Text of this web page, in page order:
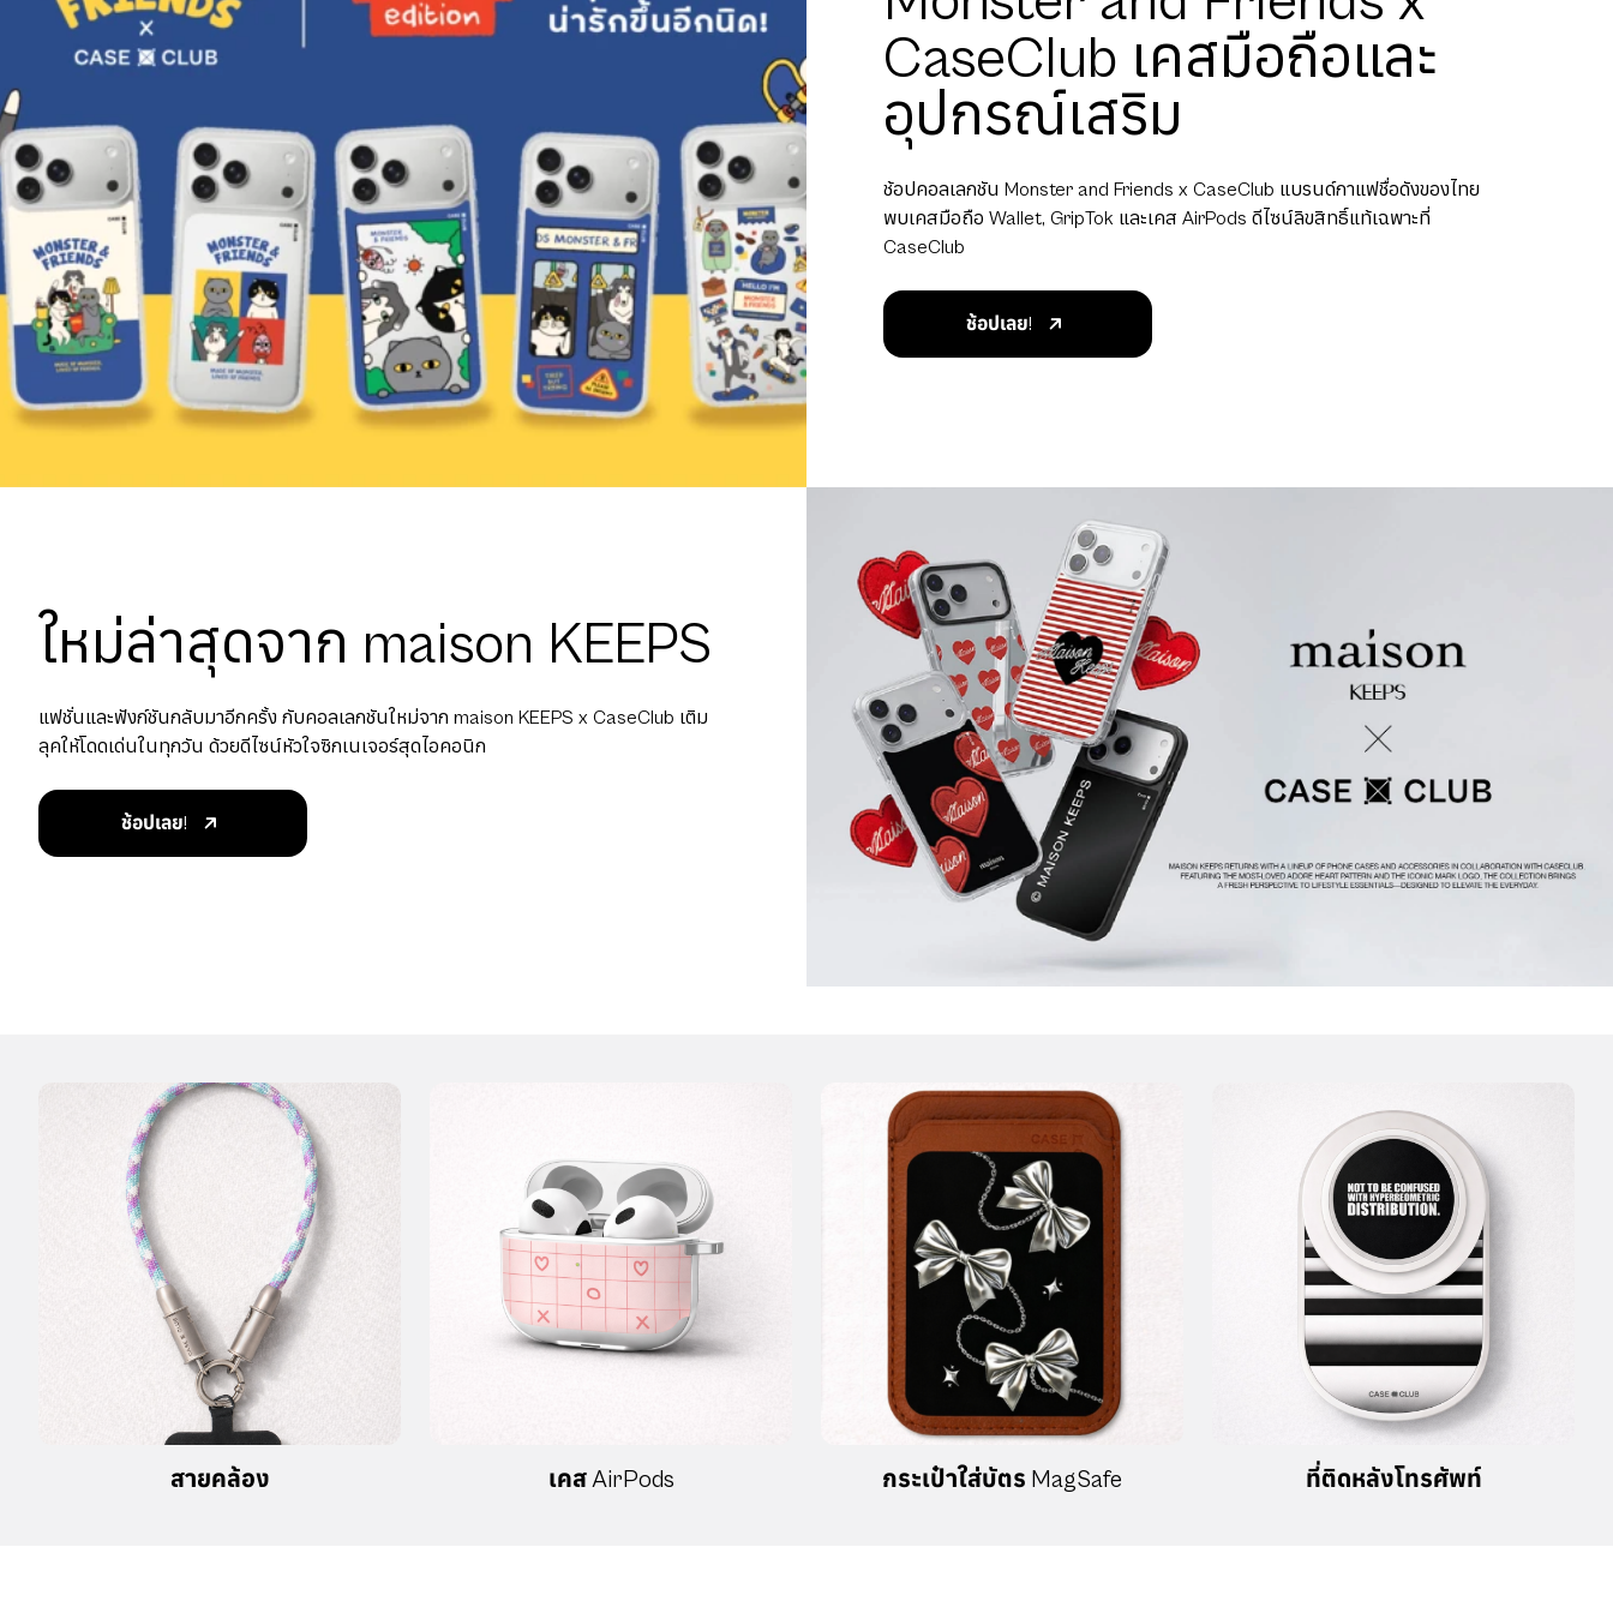
ใหม่ล่าสุดจาก maison KEEPS
แฟชั่นและฟังก์ชันกลับมาอีกครั้ง กับคอลเลกชันใหม่จาก maison KEEPS x CaseClub เติม
ลุคให้โดดเด่นในทุกวัน ด้วยดีไซน์หัวใจซิกเนเจอร์สุดไอคอนิก
ช้อปเลย!
กระเป๋าใส่บัตร MagSafe ที่ติดหลังโทรศัพท์
ชำระเงินแบบปลอดภัย
การรับประกัน 7 วัน ของเรา
ช้อปได้แบบไร้กังวลกับ CaseClub! การรับประกัน 7 วัน ของเราครอบคลุมตำหนิที่เกิดจาก
การผลิตทั้งหมด ภายในสัปดาห์แรกของคำสั่งซื้อ CaseClub พร้อมมอบความสุขให้คุณด้วย
สินค้าคุณภาพและการบริการของเรา
A NEW WAY TO DISCOVER YOUR STORY A NEW WAY TO DISCOVER YOUR STORY A NEW WAY TO DISCOVER YOUR STORY A NEW WAY TO
ความช่วยเหลือ